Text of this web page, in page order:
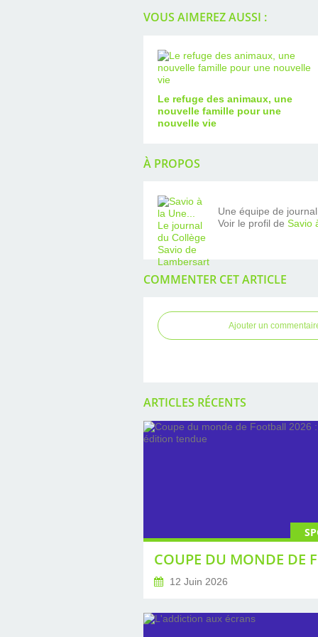
VOUS AIMEREZ AUSSI :
Le refuge des animaux, une
nouvelle famille pour une
nouvelle vie
À PROPOS
Une équipe de
Voir le profil de Savio
COMMENTER CET ARTICLE
Ajouter un
ARTICLES RÉCENTS
12 Juin 2026